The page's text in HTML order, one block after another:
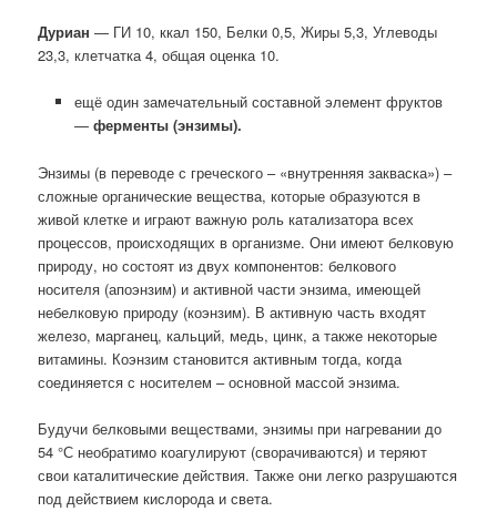
Дуриан — ГИ 10, ккал 150, Белки 0,5, Жиры 5,3, Углеводы
23,3, клетчатка 4, общая оценка 10.
ещё один замечательный составной элемент фруктов
— ферменты (энзимы).
Энзимы (в переводе с греческого – «внутренняя закваска») –
сложные органические вещества, которые образуются в
живой клетке и играют важную роль катализатора всех
процессов, происходящих в организме. Они имеют белковую
природу, но состоят из двух компонентов: белкового
носителя (апоэнзим) и активной части энзима, имеющей
небелковую природу (коэнзим). В активную часть входят
железо, марганец, кальций, медь, цинк, а также некоторые
витамины. Коэнзим становится активным тогда, когда
соединяется с носителем – основной массой энзима.
Будучи белковыми веществами, энзимы при нагревании до
54 °С необратимо коагулируют (сворачиваются) и теряют
свои каталитические действия. Также они легко разрушаются
под действием кислорода и света.